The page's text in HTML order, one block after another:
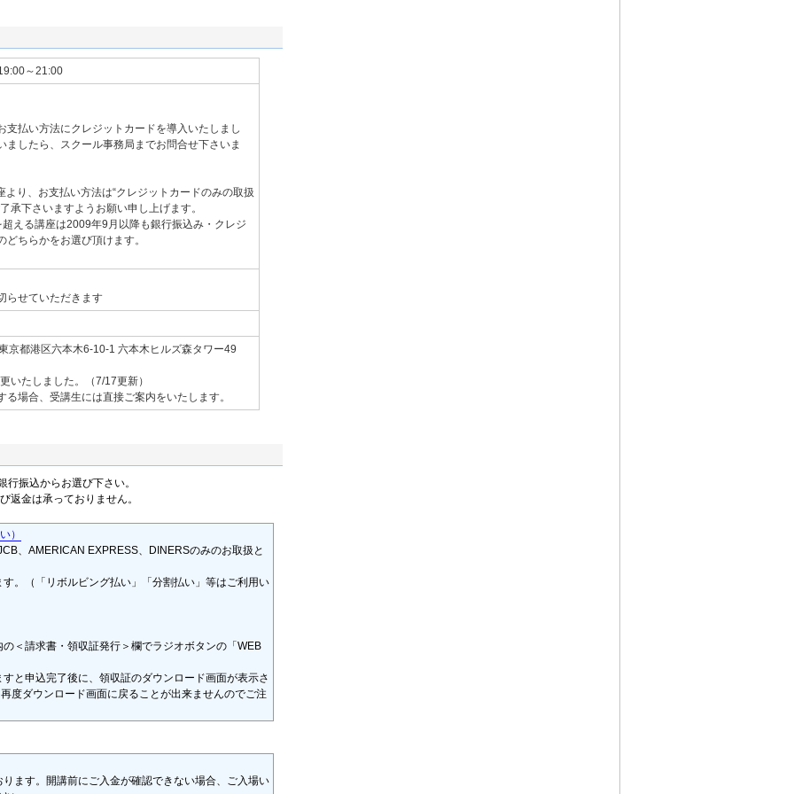
～21:00
支払い方法にクレジットカードを導入いたしまし
ましたら、スクール事務局までお問合せ下さいま
り、お支払い方法は“クレジットカードのみの取扱
承下さいますようお願い申し上げます。
える講座は2009年9月以降も銀行振込み・クレジ
ちらかをお選び頂けます。
らせていただきます
京都港区六本木6-10-1 六本木ヒルズ森タワー49
たしました。（7/17更新）
場合、受講生には直接ご案内をいたします。
振込からお選び下さい。
返金は承っておりません。
）
、AMERICAN EXPRESS、DINERSのみのお取扱と
。（「リボルビング払い」「分割払い」等はご利用い
＜請求書・領収証発行＞欄でラジオボタンの「WEB
と申込完了後に、領収証のダウンロード画面が表示さ
度ダウンロード画面に戻ることが出来ませんのでご注
ます。開講前にご入金が確認できない場合、ご入場い